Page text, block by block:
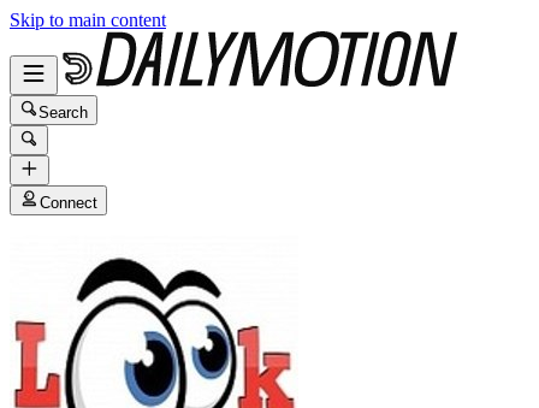
Skip to main content
Search
Connect